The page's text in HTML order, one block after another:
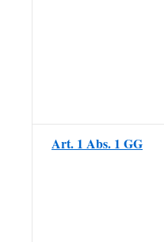
Art. 1 Abs. 1 GG